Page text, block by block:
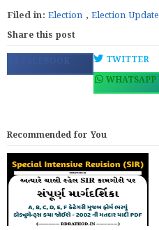
Filed in: Election , Election Update
Share this post
FACEBOOK TWITTER
WHATSAPP
Recommended for You